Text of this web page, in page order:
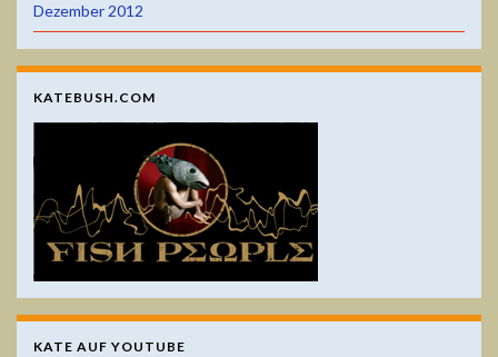
Dezember 2012
KATEBUSH.COM
KATE AUF YOUTUBE